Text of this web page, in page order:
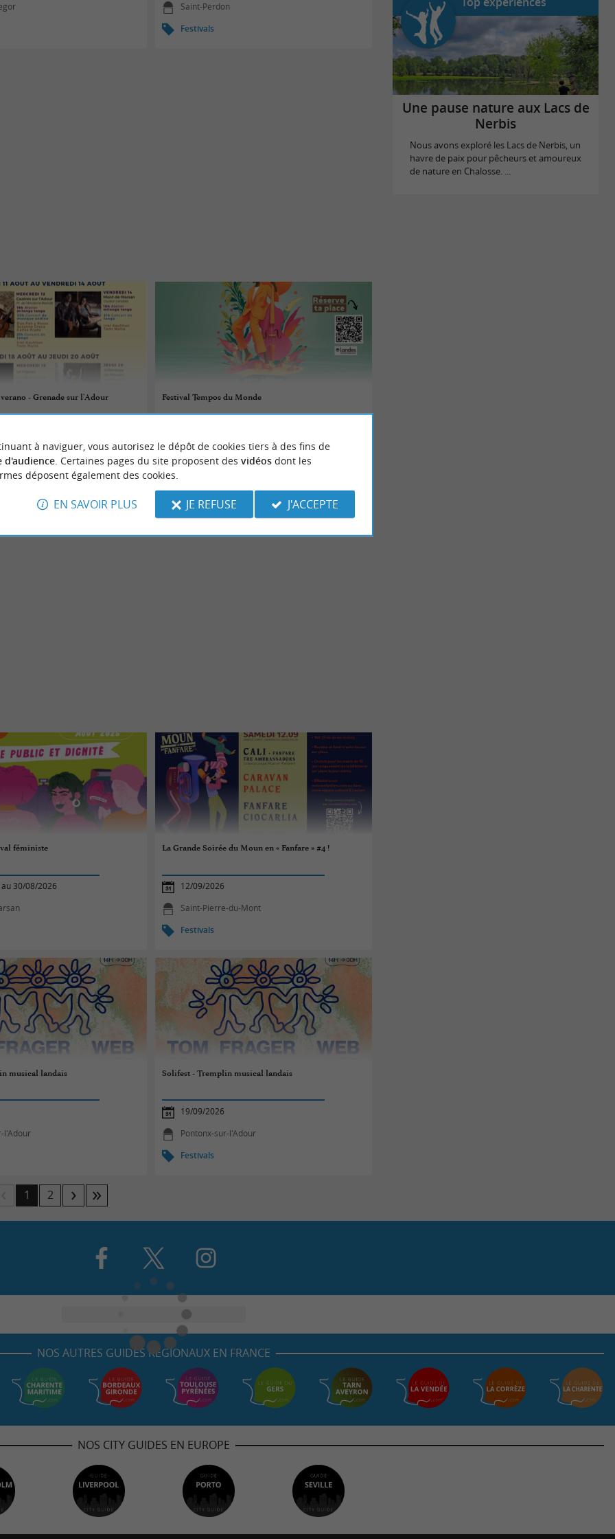
Saint-Perdon
Festivals
- Grenade sur l'Adour
l'Adour
Festival Tempos du Monde
Saint-Paul-lès-Dax
féministe
30/08/2026
La Grande Soirée du Moun en « Fanfare » #4 !
12/09/2026
Saint-Pierre-du-Mont
Festivals
musical landais
l'Adour
Solifest - Tremplin musical landais
19/09/2026
Pontonx-sur-l'Adour
Festivals
1 2
Une pause nature aux Lacs de
Nerbis
Nous avons exploré les Lacs de Nerbis, un
havre de paix pour pêcheurs et amoureux
de nature en Chalosse. ...
NOS AUTRES GUIDES RÉGIONAUX EN FRANCE
NOS CITY GUIDES EN EUROPE
à naviguer, vous autorisez le dépôt de cookies tiers à des fins de
d'audience. Certaines pages du site proposent des vidéosdont les
déposent également des cookies.
EN SAVOIR PLUS JE REFUSE J'ACCEPTE